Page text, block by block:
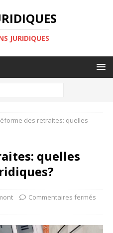
JURIDIQUES
des retraites: quelles
quelles
Commentaires fermés